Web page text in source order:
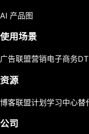
AI 产品图
使用场景
广告联盟营销电子商务
资源
博客联盟计划学习中心替
公司